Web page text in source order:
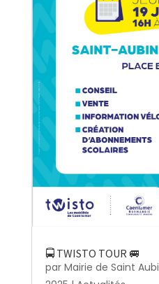
🚍 TWISTO TOUR 🚐
par Mairie de Saint